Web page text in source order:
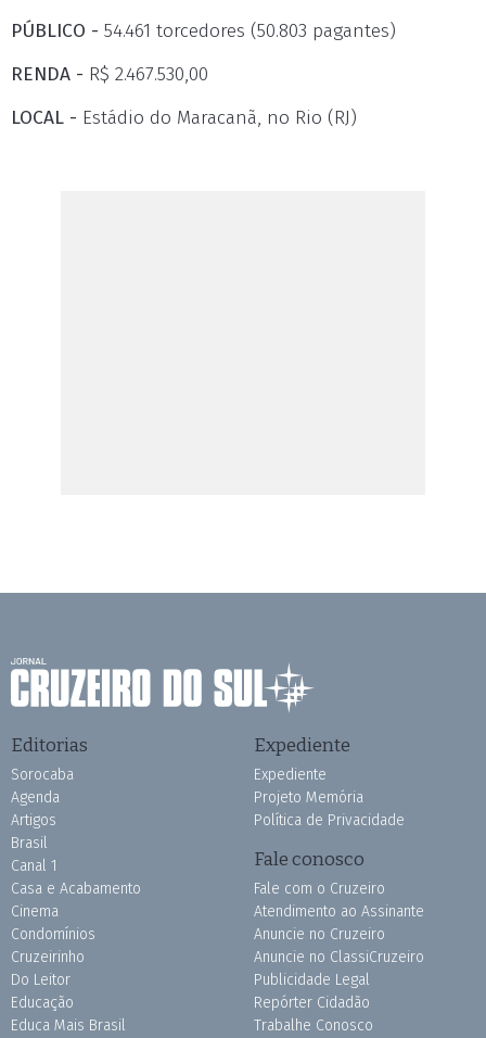
PÚBLICO - 54.461 torcedores (50.803 pagantes)
RENDA - R$ 2.467.530,00
LOCAL - Estádio do Maracanã, no Rio (RJ)
Editorias
Sorocaba
Agenda
Artigos
Brasil
Canal 1
Casa e Acabamento
Cinema
Condomínios
Cruzeirinho
Do Leitor
Educação
Educa Mais Brasil
Expediente
Expediente
Projeto Memória
Política de Privacidade
Fale conosco
Fale com o Cruzeiro
Atendimento ao Assinante
Anuncie no Cruzeiro
Anuncie no ClassiCruzeiro
Publicidade Legal
Repórter Cidadão
Trabalhe Conosco